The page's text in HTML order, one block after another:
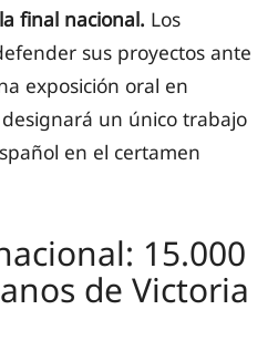
final nacional. Los
sus proyectos ante
exposición oral en
un único trabajo
en el certamen
15.000
de Victoria